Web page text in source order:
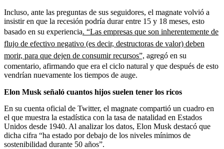
Incluso, ante las preguntas de sus seguidores, el magnate volvió a
insistir en que la recesión podría durar entre 15 y 18 meses, esto
basado en su experiencia. “Las empresas que son inherentemente de
flujo de efectivo negativo (es decir, destructoras de valor) deben
morir, para que dejen de consumir recursos”, agregó en su
comentario, afirmando que era el ciclo natural y que después de esto
vendrían nuevamente los tiempos de auge.
Elon Musk señaló cuantos hijos suelen tener los ricos
En su cuenta oficial de Twitter, el magnate compartió un cuadro en
el que muestra la estadística con la tasa de natalidad en Estados
Unidos desde 1940. Al analizar los datos, Elon Musk destacó que
dicha cifra “ha estado por debajo de los niveles mínimos de
sostenibilidad durante 50 años”.